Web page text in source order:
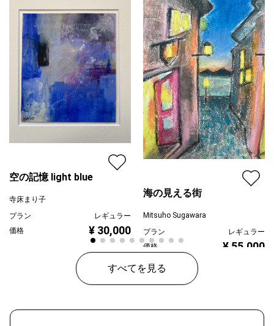
空の記憶 light blue
寺床まり子
プラン
レギュラー
価格
¥ 30,000
海の見える街
Mitsuho Sugawara
プラン
レギュラー
価格
¥ 55,000
すべてを見る